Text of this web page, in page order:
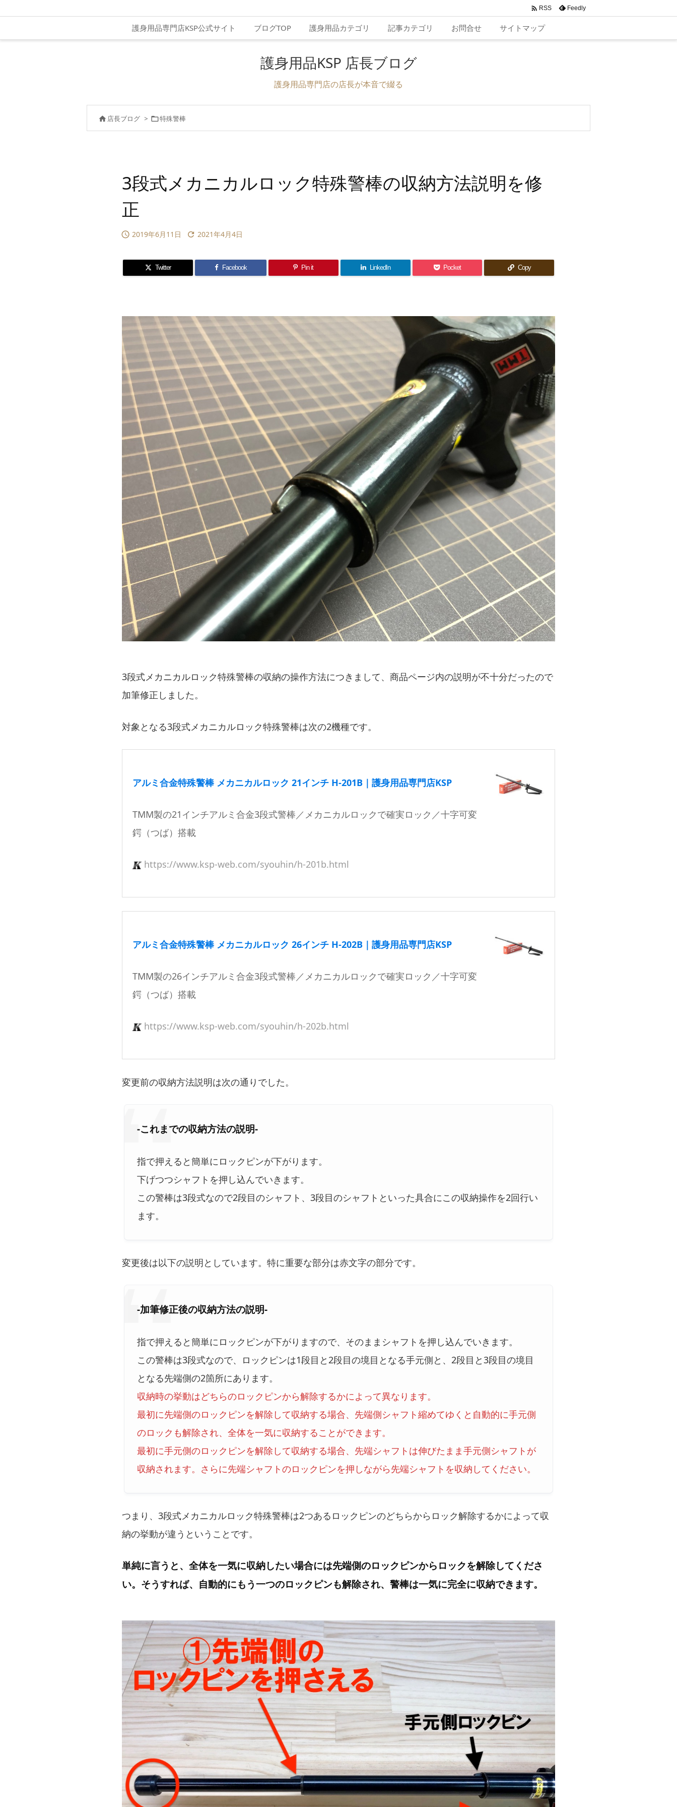
護身用品専門店KSP公式サイト ブログTOP 護身用品カテゴリ 記事カテゴリ お問合せ サイトマップ
 RSS Feedly
護身用品KSP 店長ブログ
護身用品専門店の店長が本音で綴る
 店長ブログ > 特殊警棒
3段式メカニカルロック特殊警棒の収納方法説明を修
正
 2019年6月11日  2021年4月4日
Twitter Facebook Pin it LinkedIn Pocket Copy
3段式メカニカルロック特殊警棒の収納の操作方法につきまして、商品ページ内の説明が不十分だったので
加筆修正しました。
対象となる3段式メカニカルロック特殊警棒は次の2機種です。
アルミ合金特殊警棒 メカニカルロック 21インチ H-201B｜護身用品専門店KSP
TMM製の21インチアルミ合金3段式警棒／メカニカルロックで確実ロック／十字可変
鍔（つば）搭載
https://www.ksp-web.com/syouhin/h-201b.html
アルミ合金特殊警棒 メカニカルロック 26インチ H-202B｜護身用品専門店KSP
TMM製の26インチアルミ合金3段式警棒／メカニカルロックで確実ロック／十字可変
鍔（つば）搭載
https://www.ksp-web.com/syouhin/h-202b.html
変更前の収納方法説明は次の通りでした。
-これまでの収納方法の説明-
指で押えると簡単にロックピンが下がります。
下げつつシャフトを押し込んでいきます。
この警棒は3段式なので2段目のシャフト、3段目のシャフトといった具合にこの収納操作を2回行い
ます。
変更後は以下の説明としています。特に重要な部分は赤文字の部分です。
-加筆修正後の収納方法の説明-
指で押えると簡単にロックピンが下がりますので、そのままシャフトを押し込んでいきます。
この警棒は3段式なので、ロックピンは1段目と2段目の境目となる手元側と、2段目と3段目の境目
となる先端側の2箇所にあります。
収納時の挙動はどちらのロックピンから解除するかによって異なります。
最初に先端側のロックピンを解除して収納する場合、先端側シャフト縮めてゆくと自動的に手元側
のロックも解除され、全体を一気に収納することができます。
最初に手元側のロックピンを解除して収納する場合、先端シャフトは伸びたまま手元側シャフトが
収納されます。さらに先端シャフトのロックピンを押しながら先端シャフトを収納してください。
つまり、3段式メカニカルロック特殊警棒は2つあるロックピンのどちらからロック解除するかによって収
納の挙動が違うということです。
単純に言うと、全体を一気に収納したい場合には先端側のロックピンからロックを解除してくださ
い。そうすれば、自動的にもう一つのロックピンも解除され、警棒は一気に完全に収納できます。